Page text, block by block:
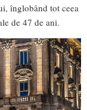
înglobând tot ceea
de 47 de ani.